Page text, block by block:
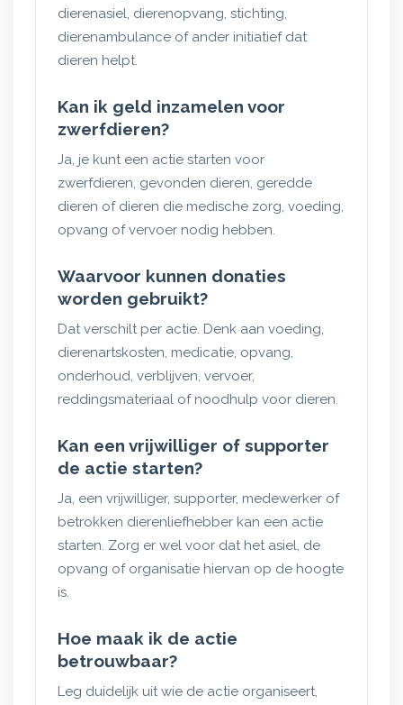
dierenasiel, dierenopvang, stichting,
dierenambulance of ander initiatief dat
dieren helpt.
Kan ik geld inzamelen voor
zwerfdieren?
Ja, je kunt een actie starten voor
zwerfdieren, gevonden dieren, geredde
dieren of dieren die medische zorg, voeding,
opvang of vervoer nodig hebben.
Waarvoor kunnen donaties
worden gebruikt?
Dat verschilt per actie. Denk aan voeding,
dierenartskosten, medicatie, opvang,
onderhoud, verblijven, vervoer,
reddingsmateriaal of noodhulp voor dieren.
Kan een vrijwilliger of supporter
de actie starten?
Ja, een vrijwilliger, supporter, medewerker of
betrokken dierenliefhebber kan een actie
starten. Zorg er wel voor dat het asiel, de
opvang of organisatie hiervan op de hoogte
is.
Hoe maak ik de actie
betrouwbaar?
Leg duidelijk uit wie de actie organiseert,